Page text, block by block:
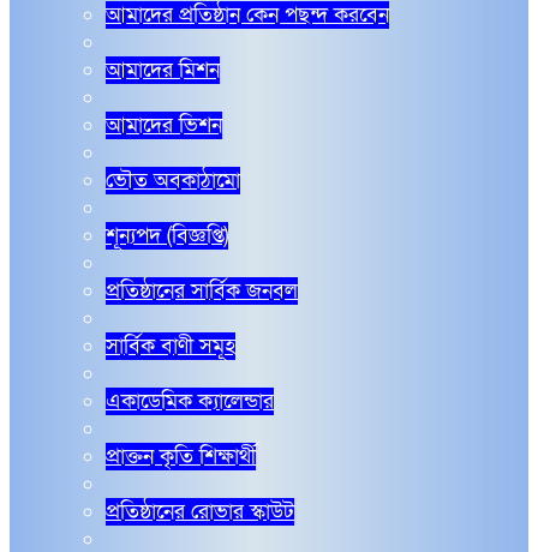
আমাদের প্রতিষ্ঠান কেন পছন্দ করবেন
আমাদের মিশন
আমাদের ভিশন
ভৌত অবকাঠামো
শূন্যপদ (বিজ্ঞপ্তি)
প্রতিষ্ঠানের সার্বিক জনবল
সার্বিক বাণী সমূহ
একাডেমিক ক্যালেন্ডার
প্রাক্তন কৃতি শিক্ষার্থী
প্রতিষ্ঠানের রোভার স্কাউট